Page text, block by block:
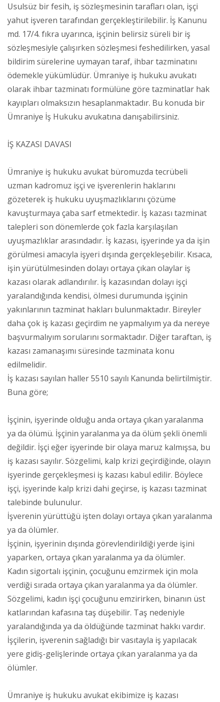
Usulsüz bir fesih, iş sözleşmesinin tarafları olan, işçi
yahut işveren tarafından gerçekleştirilebilir. İş Kanunu
md. 17/4. fıkra uyarınca, işçinin belirsiz süreli bir iş
sözleşmesiyle çalışırken sözleşmesi feshedilirken, yasal
bildirim sürelerine uymayan taraf, ihbar tazminatını
ödemekle yükümlüdür. Ümraniye iş hukuku avukatı
olarak ihbar tazminatı formülüne göre tazminatlar hak
kayıpları olmaksızın hesaplanmaktadır. Bu konuda bir
Ümraniye İş Hukuku avukatına danışabilirsiniz.
İŞ KAZASI DAVASI
Ümraniye iş hukuku avukat büromuzda tecrübeli
uzman kadromuz işçi ve işverenlerin haklarını
gözeterek iş hukuku uyuşmazlıklarını çözüme
kavuşturmaya çaba sarf etmektedir. İş kazası tazminat
talepleri son dönemlerde çok fazla karşılaşılan
uyuşmazlıklar arasındadır. İş kazası, işyerinde ya da işin
görülmesi amacıyla işyeri dışında gerçekleşebilir. Kısaca,
işin yürütülmesinden dolayı ortaya çıkan olaylar iş
kazası olarak adlandırılır. İş kazasından dolayı işçi
yaralandığında kendisi, ölmesi durumunda işçinin
yakınlarının tazminat hakları bulunmaktadır. Bireyler
daha çok iş kazası geçirdim ne yapmalıyım ya da nereye
başvurmalıyım sorularını sormaktadır. Diğer taraftan, iş
kazası zamanaşımı süresinde tazminata konu
edilmelidir.
İş kazası sayılan haller 5510 sayılı Kanunda belirtilmiştir.
Buna göre;
İşçinin, işyerinde olduğu anda ortaya çıkan yaralanma
ya da ölümü. İşçinin yaralanma ya da ölüm şekli önemli
değildir. İşçi eğer işyerinde bir olaya maruz kalmışsa, bu
iş kazası sayılır. Sözgelimi, kalp krizi geçirdiğinde, olayın
işyerinde gerçekleşmesi iş kazası kabul edilir. Böylece
işçi, işyerinde kalp krizi dahi geçirse, iş kazası tazminat
talebinde bulunulur.
İşverenin yürüttüğü işten dolayı ortaya çıkan yaralanma
ya da ölümler.
İşçinin, işyerinin dışında görevlendirildiği yerde işini
yaparken, ortaya çıkan yaralanma ya da ölümler.
Kadın sigortalı işçinin, çocuğunu emzirmek için mola
verdiği sırada ortaya çıkan yaralanma ya da ölümler.
Sözgelimi, kadın işçi çocuğunu emzirirken, binanın üst
katlarından kafasına taş düşebilir. Taş nedeniyle
yaralandığında ya da öldüğünde tazminat hakkı vardır.
İşçilerin, işverenin sağladığı bir vasıtayla iş yapılacak
yere gidiş-gelişlerinde ortaya çıkan yaralanma ya da
ölümler.
Ümraniye iş hukuku avukat ekibimize iş kazası